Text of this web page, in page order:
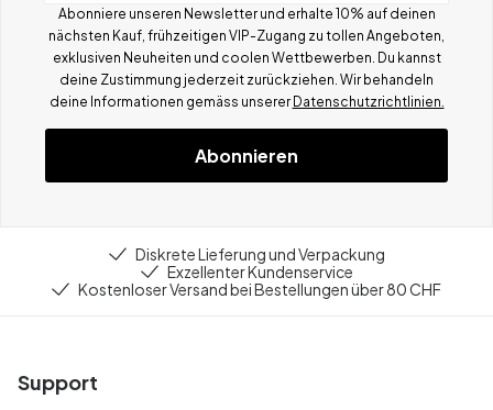
Abonniere unseren Newsletter und erhalte 10% auf deinen
nächsten Kauf, frühzeitigen VIP-Zugang zu tollen Angeboten,
exklusiven Neuheiten und coolen Wettbewerben. Du kannst
deine Zustimmung jederzeit zurückziehen. Wir behandeln
deine Informationen gemäss unserer Datenschutzrichtlinien.
Abonnieren
Diskrete Lieferung und Verpackung
Exzellenter Kundenservice
Kostenloser Versand bei Bestellungen über 80 CHF
Support